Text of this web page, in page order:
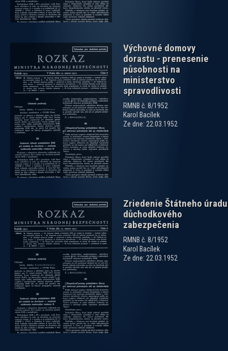
Výchovné domovy
dorastu - prenesenie
působnosti na
ministerstvo
spravodlivosti
RMNB č. 8/1952
Karol Bacílek
Ze dne: 22.03.1952
Zriedenie Štátneho úradu
důchodkového
zabezpečenia
RMNB č. 8/1952
Karol Bacílek
Ze dne: 22.03.1952
zobrazit PDF dokument